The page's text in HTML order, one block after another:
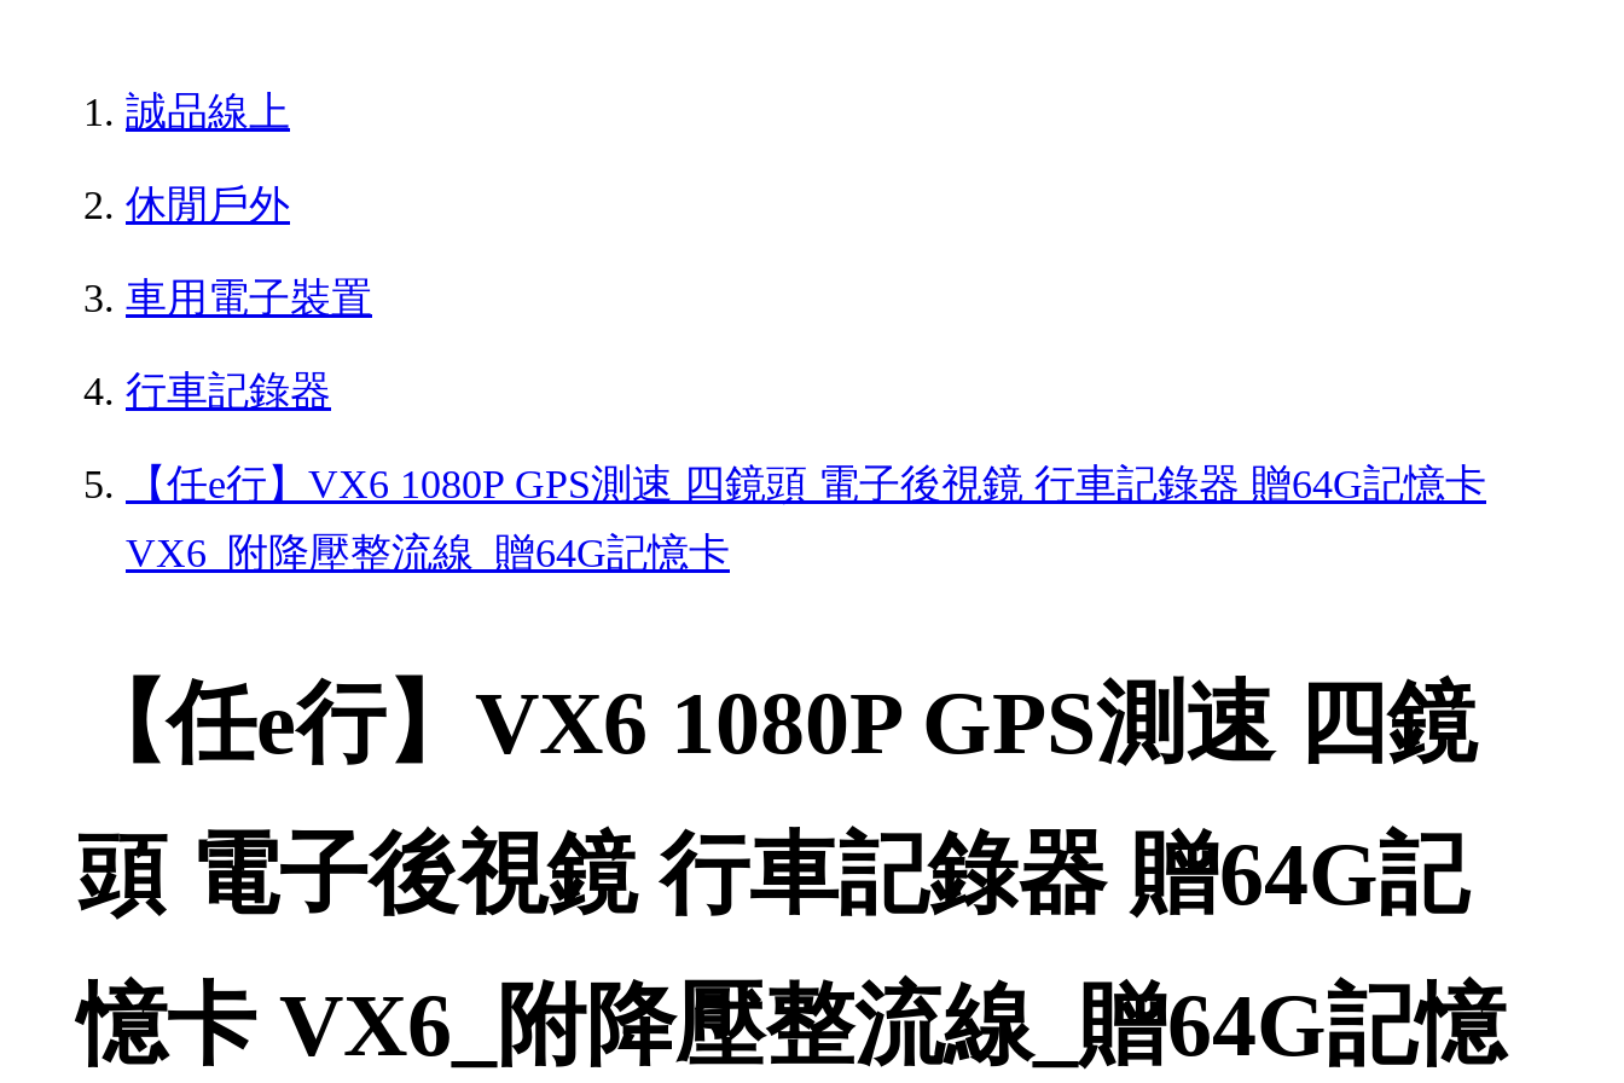
誠品線上
休閒戶外
車用電子裝置
行車記錄器
【任e行】VX6 1080P GPS測速 四鏡頭 電子後視鏡 行車記錄器 贈64G記憶卡
VX6_附降壓整流線_贈64G記憶卡
【任e行】VX6 1080P GPS測速 四鏡
頭 電子後視鏡 行車記錄器 贈64G記
憶卡 VX6_附降壓整流線_贈64G記憶